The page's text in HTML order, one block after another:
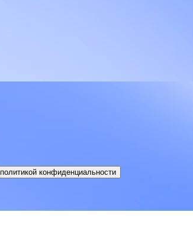
политикой конфиденциальности